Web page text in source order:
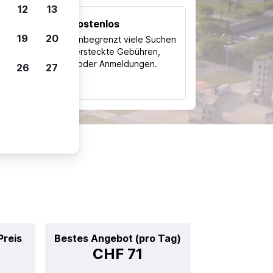
Kostenlos
Nutze unbegrenzt viele Suchen
ohne versteckte Gebühren,
Kosten oder Anmeldungen.
Bestes Angebot (pro Tag)
CHF 71
12 13
19 20
26 27